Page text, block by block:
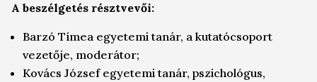
A beszélgetés résztvevői:
Barzó Tímea egyetemi tanár, a kutatócsoport
vezetője, moderátor;
Kovács József egyetemi tanár, pszichológus,